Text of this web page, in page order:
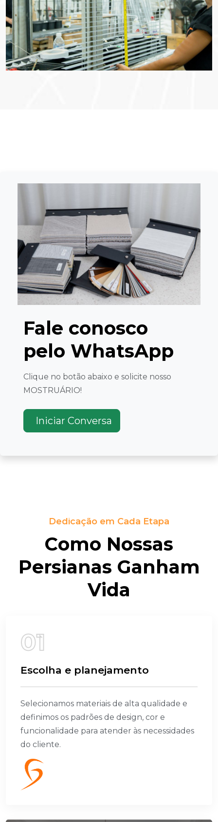
Fale conosco
pelo WhatsApp
Clique no botão abaixo e solicite nosso
MOSTRUÁRIO!
Iniciar Conversa
Dedicação em Cada Etapa
COMO NOSSAS
PERSIANAS GANHAM
VIDA
01
Escolha e planejamento
Selecionamos materiais de alta qualidade e
definimos os padrões de design, cor e
funcionalidade para atender às necessidades
do cliente.